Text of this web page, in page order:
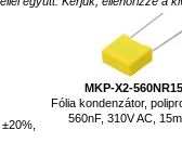
MKP-X2-
Fólia kondenzátor,
560nF, 310V AC,